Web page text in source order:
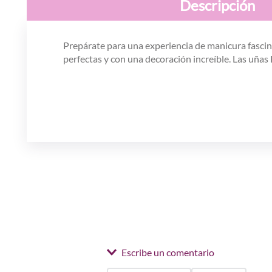
Descripción
Prepárate para una experiencia de manicura
perfectas y con una decoración increíble. Las
Escribe un comentario